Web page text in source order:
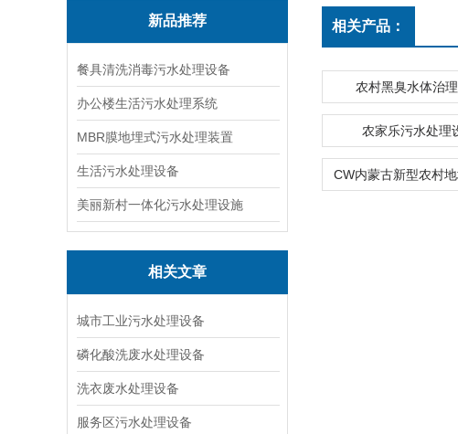
新品推荐
餐具清洗消毒污水处理设备
办公楼生活污水处理系统
MBR膜地埋式污水处理装置
生活污水处理设备
美丽新村一体化污水处理设施
相关文章
城市工业污水处理设备
磷化酸洗废水处理设备
洗衣废水处理设备
服务区污水处理设备
相关产品：
农村黑臭水体治
农家乐污水处理